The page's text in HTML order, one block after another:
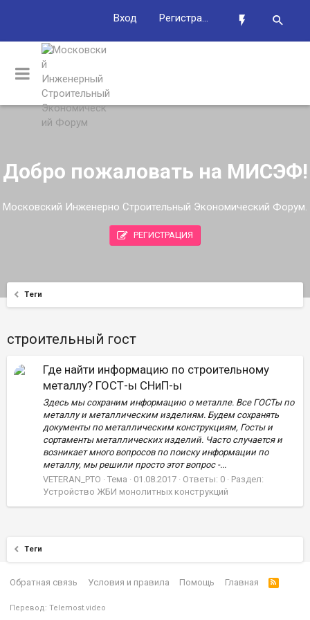
Вход Регистрация
Добро пожаловать на МИСЭФ!
Московский Инженерно Строительный Экономический Форум.
РЕГИСТРАЦИЯ
Теги
строительный гост
Где найти информацию по строительному
металлу? ГОСТ-ы СНиП-ы
Здесь мы сохраним информацию о металле. Все ГОСТы по
металлу и металлическим изделиям. Будем сохранять
документы по металлическим конструкциям, Госты и
сортаменты металлических изделий. Часто случается и
возникает много вопросов по поиску информации по
металлу, мы решили просто этот вопрос -...
VETERAN_PTO
Тема 01.08.2017 Ответы: 0
Раздел:
Устройство ЖБИ монолитных конструкций
Теги
Обратная связь Условия и правила Помощь Главная
Перевод: Telemost.video